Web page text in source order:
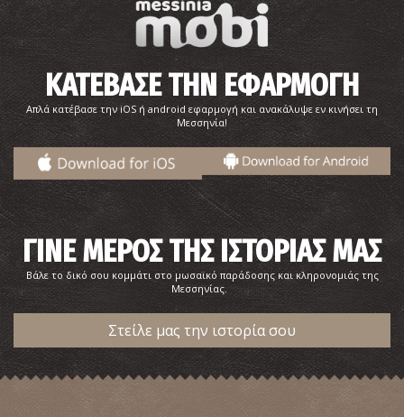
ΚΑΤΕΒΑΣΕ ΤΗΝ ΕΦΑΡΜΟΓΗ
Απλά κατέβασε την iOS ή android εφαρμογή και ανακάλυψε εν κινήσει τη
Μεσσηνία!
ΓΙΝΕ ΜΕΡΟΣ ΤΗΣ ΙΣΤΟΡΙΑΣ ΜΑΣ
Βάλε το δικό σου κομμάτι στο μωσαϊκό παράδοσης και κληρονομιάς της
Μεσσηνίας.
Στείλε μας την ιστορία σου